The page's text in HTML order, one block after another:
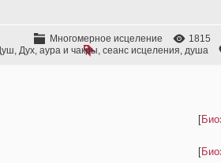
Многомерное исцеление 1815
, Дух, аура и чакры, сеанс исцеления, душа
[
[